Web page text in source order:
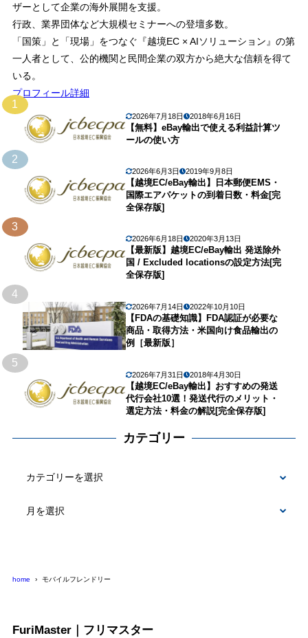
ザーとして企業の海外展開を支援。
行政、業界団体など大規模セミナーへの登壇多数。
「国策」と「現場」をつなぐ『越境EC × AIソリューション』の第
一人者として、公的機関と民間企業の双方から絶大な信頼を得て
いる。
プロフィール詳細
1
2026年7月18日 2018年6月16日
【無料】eBay輸出で使える利益計算ツ
ールの使い方
2
2026年6月3日 2019年9月8日
【越境EC/eBay輸出】日本郵便EMS・
国際エアパケットの到着日数・料金[完
全保存版]
3
2026年6月18日 2020年3月13日
【最新版】越境EC/eBay輸出 発送除外
国 / Excluded locationsの設定方法[完
全保存版]
4
2026年7月14日 2022年10月10日
【FDAの基礎知識】FDA認証が必要な
商品・取得方法・米国向け食品輸出の
例［最新版］
5
2026年7月31日 2018年4月30日
【越境EC/eBay輸出】おすすめの発送
代行会社10選！発送代行のメリット・
選定方法・料金の解説[完全保存版]
カテゴリー
home モバイルフレンドリー
FuriMaster｜フリマスター